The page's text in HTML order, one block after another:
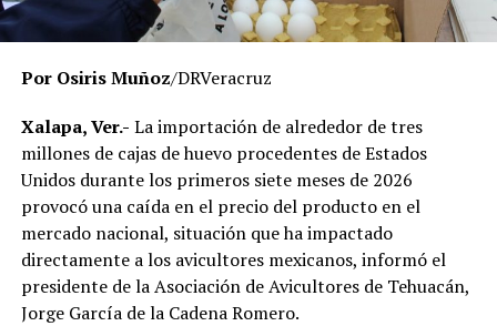
momento no existe una determinación definitiva sobre
responsabilidades individuales.
señalaron que un grupo de profesores ha manifestado
su inconformidad con el proceso de revisión, al
considerar que las investigaciones podrían afectar
intereses al interior de la institución.
De acuerdo con esos testimonios, el grupo identificado
comoMovimiento Estatal UPAV, integrado
públicamente por Verónica Sánchez Ramos, Mauricio
Por Osiris Muñoz/DRVeracruz
Xalapa, Ver.- La importación de alrededor de tres
millones de cajas de huevo procedentes de Estados
Unidos durante los primeros siete meses de 2026
provocó una caída en el precio del producto en el
mercado nacional, situación que ha impactado
directamente a los avicultores mexicanos, informó el
presidente de la Asociación de Avicultores de Tehuacán,
Jorge García de la Cadena Romero.